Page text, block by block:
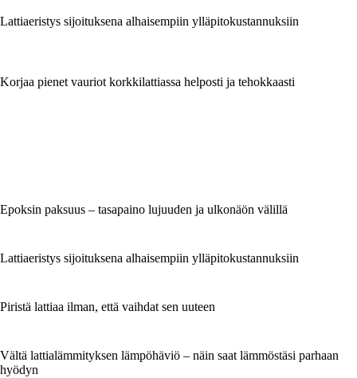
Lattiaeristys sijoituksena alhaisempiin ylläpitokustannuksiin
Korjaa pienet vauriot korkkilattiassa helposti ja tehokkaasti
Epoksin paksuus – tasapaino lujuuden ja ulkonäön välillä
Lattiaeristys sijoituksena alhaisempiin ylläpitokustannuksiin
Piristä lattiaa ilman, että vaihdat sen uuteen
Vältä lattialämmityksen lämpöhäviö – näin saat lämmöstäsi parhaan
hyödyn